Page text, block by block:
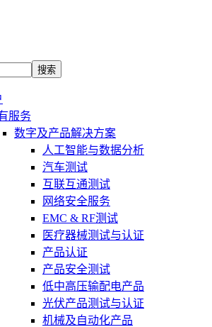
搜索
服务
数字及产品解决方案
人工智能与数据分析
汽车测试
互联互通测试
网络安全服务
EMC & RF测试
医疗器械测试与认证
产品认证
产品安全测试
低中高压输配电产品
光伏产品测试与认证
机械及自动化产品